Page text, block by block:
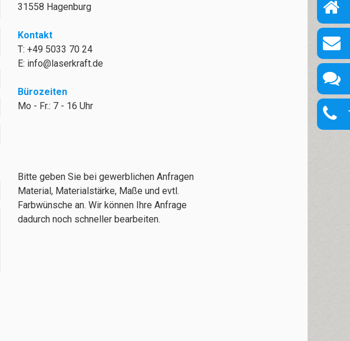
31558 Hagenburg
Kontakt
T: +49 5033 70 24
E: info@laserkraft.de
Bürozeiten
Mo - Fr.: 7 - 16 Uhr
Bitte geben Sie bei gewerblichen Anfragen
Material, Materialstärke, Maße und evtl.
Farbwünsche an. Wir können Ihre Anfrage
dadurch noch schneller bearbeiten.